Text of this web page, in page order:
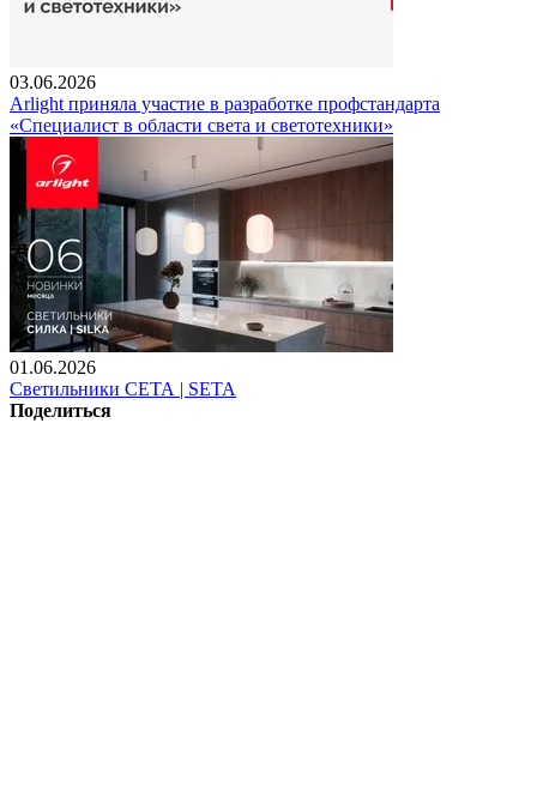
03.06.2026
Arlight приняла участие в разработке профстандарта
«Специалист в области света и светотехники»
01.06.2026
Светильники СЕТА | SETA
Поделиться